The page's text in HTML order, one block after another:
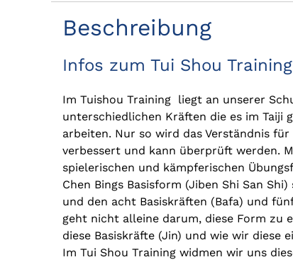
Beschreibung
Infos zum Tui Shou Training
Im Tuishou Training liegt an unserer
unterschiedlichen Kräften die es im Taiji
arbeiten. Nur so wird das Verständnis
verbessert und kann überprüft werden.
spielerischen und kämpferischen
Chen Bings Basisform (Jiben Shi San
und den acht Basiskräften (Bafa) und
geht nicht alleine darum, diese Form
diese Basiskräfte (Jin) und wie wir diese
Im Tui Shou Training widmen wir uns